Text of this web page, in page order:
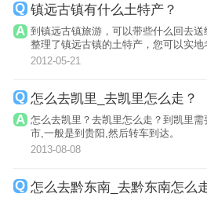
镇远古镇有什么土特产？
到镇远古镇旅游，可以带些什么回去
整理了镇远古镇的土特产，您可以实地
决定带与不...
2012-05-21
怎么去凯里_去凯里怎么走？
怎么去凯里？去凯里怎么走？到凯里
市,一般是到贵阳,然后转车到达。
2013-08-08
怎么去黔东南_去黔东南怎么